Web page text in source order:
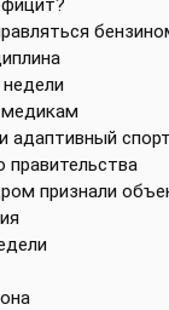
адаптивный
правительства
признали